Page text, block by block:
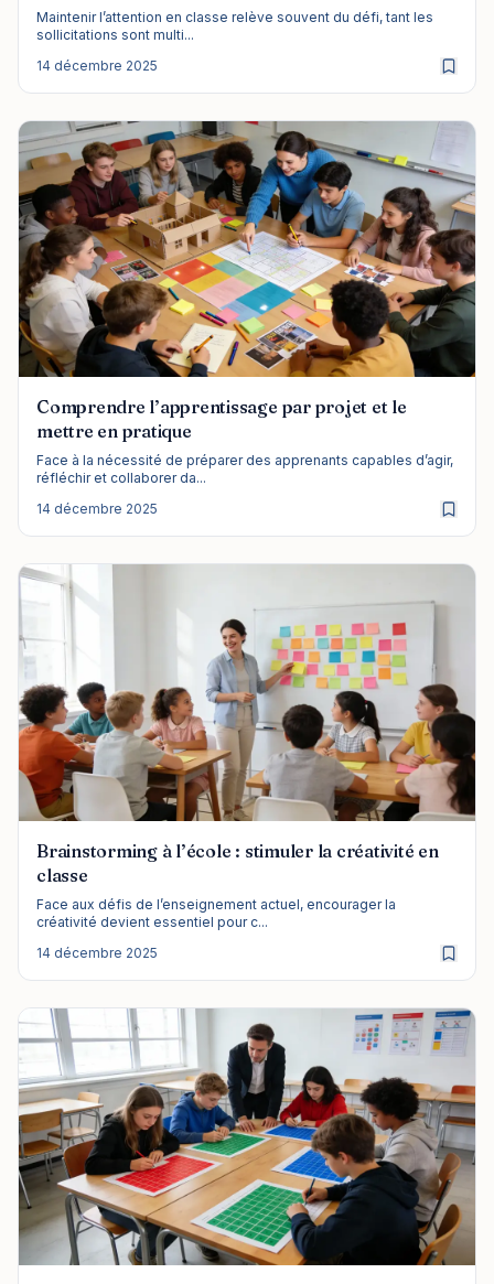
Maintenir l’attention en classe relève souvent du défi, tant les
sollicitations sont multi...
14 décembre 2025
Comprendre l’apprentissage par projet et le
mettre en pratique
Face à la nécessité de préparer des apprenants capables d’agir,
réfléchir et collaborer da...
14 décembre 2025
Brainstorming à l’école : stimuler la créativité en
classe
Face aux défis de l’enseignement actuel, encourager la
créativité devient essentiel pour c...
14 décembre 2025